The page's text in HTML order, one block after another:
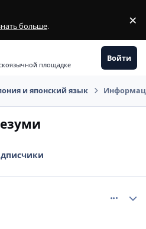
больше. ×
площадке
Войти
и японский язык